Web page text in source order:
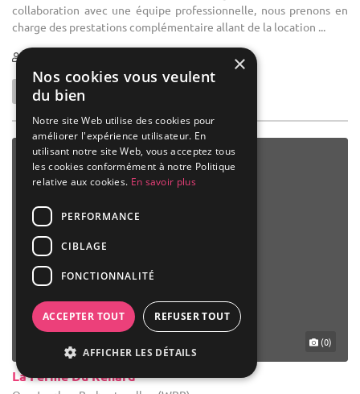
La Ferme Du Renard
Orp-Jauche - Brabant wallon (WBR)
Demeure de caractère / Domaine
Domaine réception : - Location de salle pour organisation de
réceptions en tout genre. - L’expérience que nous avons des
événements à la Ferme du Renard nous permet de vous proposer
des ...
×
Nos cookies vous veulent
du bien
Notre site Web utilise des cookies pour
améliorer l'expérience utilisateur. En
utilisant notre site Web, vous acceptez tous
les cookies conformément à notre Politique
relative aux cookies. En savoir plus
PERFORMANCE
CIBLAGE
FONCTIONNALITÉ
ACCEPTER TOUT REFUSER TOUT
AFFICHER LES DÉTAILS